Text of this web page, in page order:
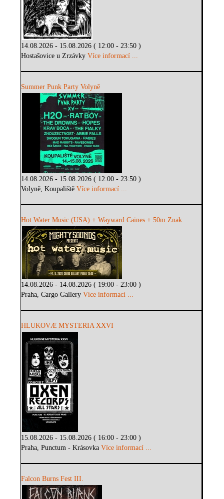
14.08.2026 - 15.08.2026 ( 12:00 - 23:50 )
Hostašovice u ZrzávkyVíce informací ...
Summer Punk Party Volyně
14.08.2026 - 15.08.2026 ( 12:00 - 23:50 )
Volyně, KoupalištěVíce informací ...
Hot Water Music (USA) + Wayward Caines + 50m Znak
14.08.2026 - 14.08.2026 ( 19:00 - 23:00 )
Praha, Cargo GalleryVíce informací ...
HLUKOVÆ MYSTERIA XXVI
15.08.2026 - 15.08.2026 ( 16:00 - 23:00 )
Praha, Punctum - KrásovkaVíce informací ...
Falcon Burns Fest III.